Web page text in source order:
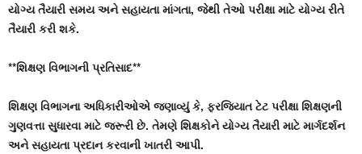
યોગ્ય તૈયારી સમય અને સહાયતા માંગતા, જેથી તેઓ પરીક્ષા માટે યોગ્ય રીતે
તૈયારી કરી શકે.
**શિક્ષણ વિભાગની પ્રતિસાદ**
શિક્ષણ વિભાગના અધિકારીઓએ જણાવ્યું કે, ફરજિયાત ટેટ પરીક્ષા શિક્ષણની
ગુણવત્તા સુધારવા માટે જરૂરી છે. તેમણે શિક્ષકોને યોગ્ય તૈયારી માટે માર્ગદર્શન
અને સહાયતા પ્રદાન કરવાની ખાતરી આપી.